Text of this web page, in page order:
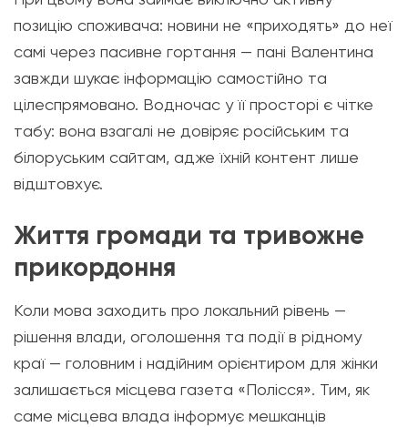
позицію споживача: новини не «приходять» до неї
самі через пасивне гортання — пані Валентина
завжди шукає інформацію самостійно та
цілеспрямовано. Водночас у її просторі є чітке
табу: вона взагалі не довіряє російським та
білоруським сайтам, адже їхній контент лише
відштовхує.
Життя громади та тривожне
прикордоння
Коли мова заходить про локальний рівень —
рішення влади, оголошення та події в рідному
краї — головним і надійним орієнтиром для жінки
залишається місцева газета «Полісся». Тим, як
саме місцева влада інформує мешканців